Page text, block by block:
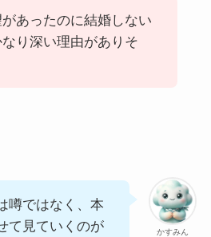
あったのに結婚しない
り深い理由がありそ
かすみん
噂ではなく、本
て見ていくのが